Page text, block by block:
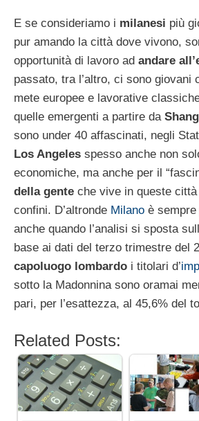
E se consideriamo i milanesi più
pur amando la città dove vivono,
opportunità di lavoro ad andare
passato, tra l’altro, ci sono giovani
mete europee e lavorative
quelle emergenti a partire da
sono under 40 affascinati, negli
Los Angeles spesso anche non
economiche, ma anche per il
della gente che vive in queste
confini. D’altronde Milano è
anche quando l’analisi si sposta
base ai dati del terzo trimestre del
capoluogo lombardo i titolari d’
sotto la Madonnina sono oramai
pari, per l’esattezza, al 45,6% del
Related Posts: